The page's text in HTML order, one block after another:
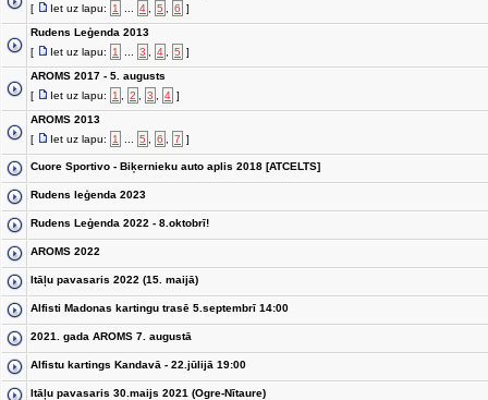
[
Iet uz lapu: 1 4 5 6 ]
Rudens Leģenda 2013
[
Iet uz lapu: 1 3 4 5 ]
AROMS 2017 - 5. augusts
[
Iet uz lapu: 1 2 3 4 ]
AROMS 2013
[
Iet uz lapu: 1 5 6 7 ]
Cuore Sportivo - Biķernieku auto aplis 2018 [ATCELTS]
Rudens leģenda 2023
Rudens Leģenda 2022 - 8.oktobrī!
AROMS 2022
Itāļu pavasaris 2022 (15. maijā)
Alfisti Madonas kartingu trasē 5.septembrī 14:00
2021. gada AROMS 7. augustā
Alfistu kartings Kandavā - 22.jūlijā 19:00
Itāļu pavasaris 30.maijs 2021 (Ogre-Nītaure)